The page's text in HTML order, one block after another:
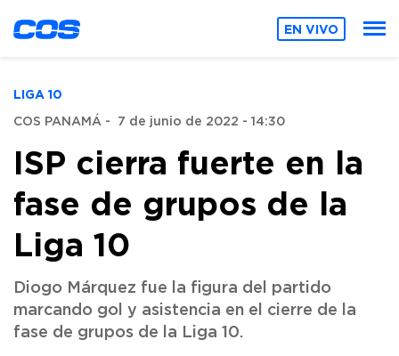
EN VIVO
LIGA 10
COS PANAMÁ - 7 de junio de 2022 - 14:30
ISP cierra fuerte en la
fase de grupos de la
Liga 10
Diogo Márquez fue la figura del partido
marcando gol y asistencia en el cierre de la
fase de grupos de la Liga 10.